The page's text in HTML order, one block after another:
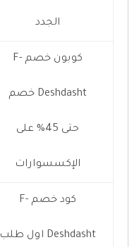
الجدد
كوبون خصم F-
Deshdasht خصم
حتى 45% على
الإكسسوارات
كود خصم F-
Deshdasht اول طلب